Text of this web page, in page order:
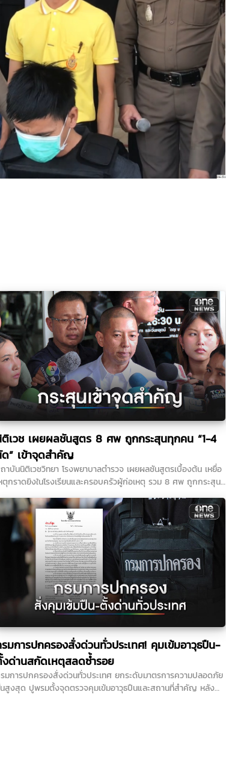
เวช เผยผลชันสูตร 8 ศพ ถูกกระสุนทุกคน “1-4
” เข้าจุดสำคัญ
าบันนิติเวชวิทยา โรงพยาบาลตำรวจ เผยผลชันสูตรเบื้องต้น เหยื่อ
ตุกราดยิงในโรงเรียนและครอบครัวผู้ก่อเหตุ รวม 8 ศพ ถูกกระสุน
อเหตุ ถูกยิงเข้าศีรษะ 1 นัด กระสุนทะลุออก และพบเขม่าปืนบริเวณ
ดแผล สะท้อนระยะยิงใกล้ผิวหนัง ขณะที่ประเด็นวิสามัญฆาตกรรม
ยังต้องรอผลการสอบสวนของตำรวจ...
มการปกครองสั่งด่วนทั่วประเทศ! คุมเข้มอาวุธปืน-
ด่านสกัดเหตุสลดซ้ำรอย
มการปกครองสั่งด่วนทั่วประเทศ ยกระดับมาตรการความปลอดภัย
สูงสุด ปูพรมตั้งจุดตรวจคุมเข้มอาวุธปืนและสถานที่สำคัญ หลัง